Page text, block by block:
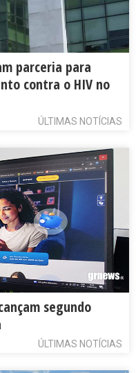
parceria para
contra o HIV no
ÚLTIMAS NOTÍCIAS
segundo
ÚLTIMAS NOTÍCIAS